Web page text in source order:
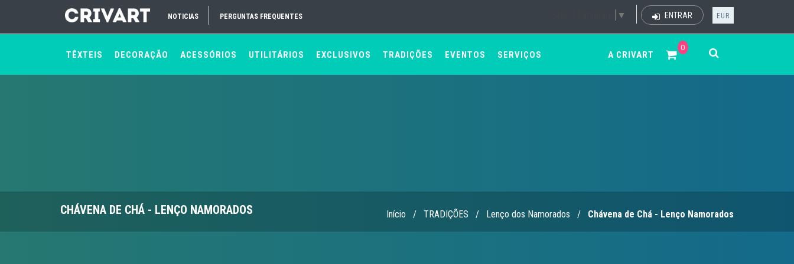
NOTICIAS PERGUNTAS FREQUENTES ▼ ENTRAR EUR
TÊXTEIS DECORAÇÃO ACESSÓRIOS UTILITÁRIOS EXCLUSIVOS TRADIÇÕES EVENTOS SERVIÇOS
0
A CRIVART
CHÁVENA DE CHÁ - LENÇO NAMORADOS Início / TRADIÇÕES / Lenço dos Namorados / Chávena de Chá - Lenço Namorados